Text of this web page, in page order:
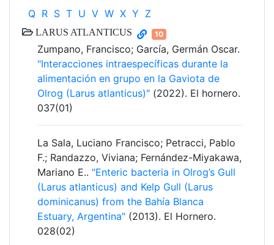
Q R S T U V W X Y Z
LARUS ATLANTICUS 10
Zumpano, Francisco; García, Germán Oscar.
"Interacciones intraespecíficas durante la
alimentación en grupo en la Gaviota de
Olrog (Larus atlanticus)" (2022). El hornero.
037(01)
La Sala, Luciano Francisco; Petracci, Pablo
F.; Randazzo, Viviana; Fernández-Miyakawa,
Mariano E.. "Enteric bacteria in Olrog’s Gull
(Larus atlanticus) and Kelp Gull (Larus
dominicanus) from the Bahía Blanca
Estuary, Argentina" (2013). El Hornero.
028(02)